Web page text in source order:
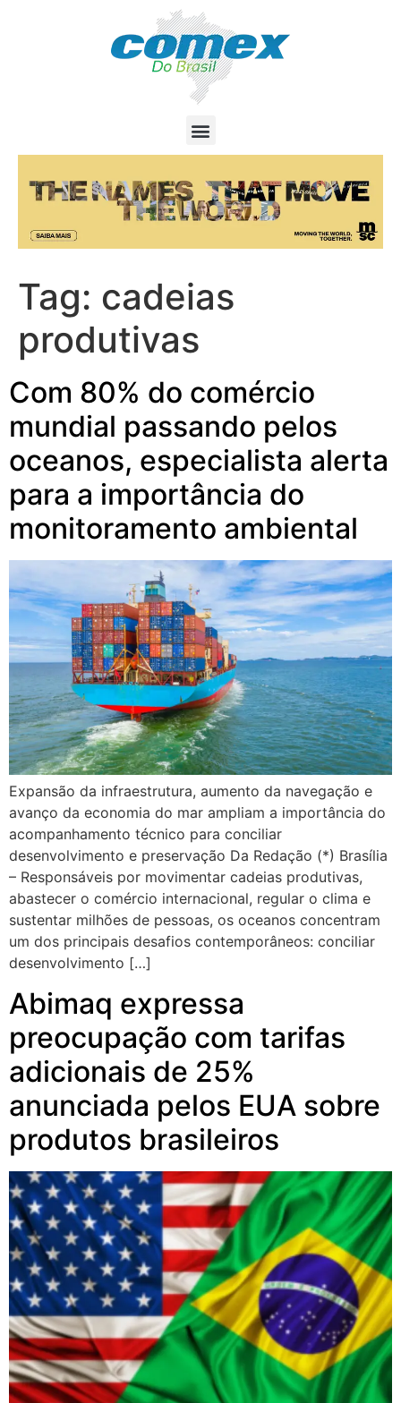
Tag: cadeias
produtivas
Com 80% do comércio
mundial passando pelos
oceanos, especialista alerta
para a importância do
monitoramento ambiental
Expansão da infraestrutura, aumento da navegação e
avanço da economia do mar ampliam a importância do
acompanhamento técnico para conciliar
desenvolvimento e preservação Da Redação (*) Brasília
– Responsáveis por movimentar cadeias produtivas,
abastecer o comércio internacional, regular o clima e
sustentar milhões de pessoas, os oceanos concentram
um dos principais desafios contemporâneos: conciliar
desenvolvimento […]
Abimaq expressa
preocupação com tarifas
adicionais de 25%
anunciada pelos EUA sobre
produtos brasileiros